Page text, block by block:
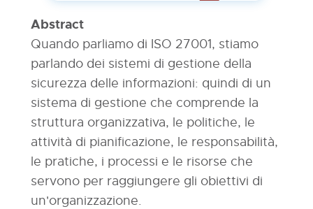
Abstract
Quando parliamo di ISO 27001, stiamo
parlando dei sistemi di gestione della
sicurezza delle informazioni: quindi di un
sistema di gestione che comprende la
struttura organizzativa, le politiche, le
attività di pianificazione, le responsabilità,
le pratiche, i processi e le risorse che
servono per raggiungere gli obiettivi di
un'organizzazione.